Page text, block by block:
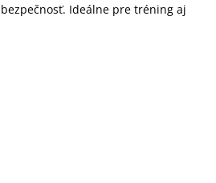
Ideálne pre tréning aj